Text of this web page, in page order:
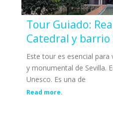
Tour Guiado:
Catedral y barrio
Este tour es esencial
y monumental de Sevilla.
Unesco. Es una de
Read more.